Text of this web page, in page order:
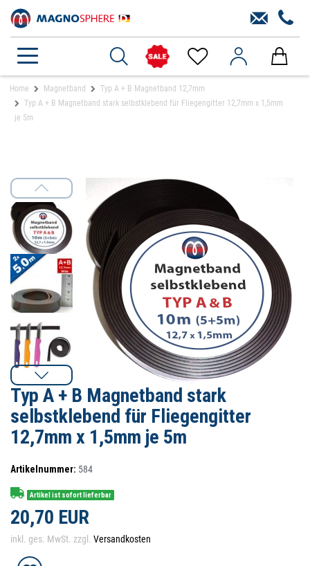
Home Magnetband
Typ A + B Magnetband 12,7mm
Typ A + B Magnetband stark selbstklebend für Fliegengitter 12,7mm x 1,5mm
je 5m
Typ A + B Magnetband stark
selbstklebend für Fliegengitter
12,7mm x 1,5mm je 5m
Artikelnummer: 584
Artikel ist sofort lieferbar
20,70 EUR
inkl. ges. MwSt. zzgl. Versandkosten